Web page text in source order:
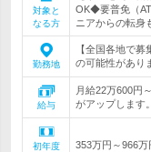
対象と
なる方
OK◆要普免（
ニアからの転身
勤務地
【全国各地で
の可能性があり
給与
月給22万600円
がアップします
初年度
353万円～966万